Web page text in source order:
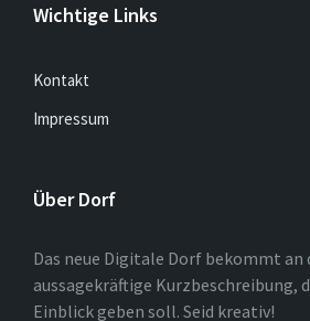
Wichtige Links
Kontakt
Impressum
Über Dorf
Das neue Digitale Dorf bekommt an
aussagekräftige Kurzbeschreibung,
Einblick geben soll. Seid kreativ!